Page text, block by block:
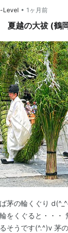
Level • 1ヶ月前
夏越の大祓 (鶴
茅の輪くぐり
をくぐると・・・
そうです(^.^)v 茅